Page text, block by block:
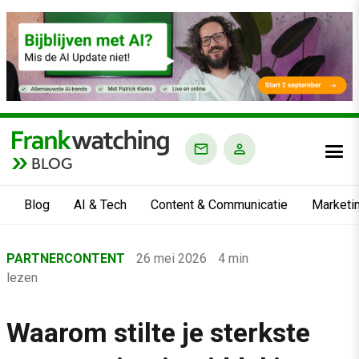
BLOG
Blog AI & Tech Content & Communicatie
›
Marketing
PARTNERCONTENT 26 mei 2026
4 min
lezen
Waarom stilte je sterkste